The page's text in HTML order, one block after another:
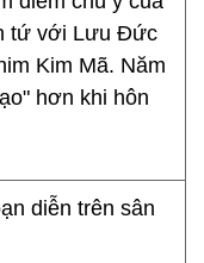
tứ với Lưu Đức
Kim Mã. Năm
hơn khi hôn